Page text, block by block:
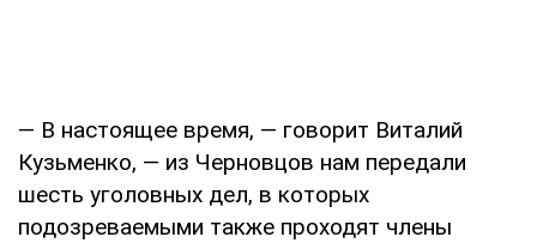
— В настоящее время, — говорит Виталий
Кузьменко, — из Черновцов нам передали
шесть уголовных дел, в которых
подозреваемыми также проходят члены